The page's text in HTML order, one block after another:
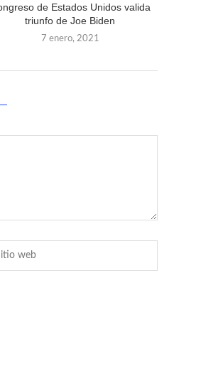
de Estados Unidos valida
triunfo de Joe Biden
7 enero, 2021